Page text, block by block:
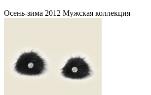
Осень-зима 2012 Мужская коллекция